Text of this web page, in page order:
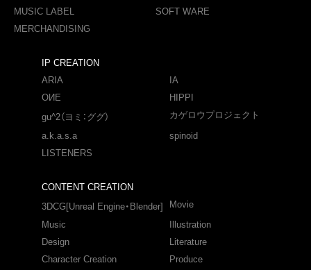
MUSIC LABEL
SOFT WARE
MERCHANDISING
IP CREATION
ARIA
IA
OИE
HIPPI
gu^2（ヨミ：ググ）
カゲロウプロジェクト
a.k.a.s.a
spinoid
LISTENERS
CONTENT CREATION
3DCG[Unreal Engine・Blender]
Movie
Music
Illustration
Design
Literature
Character Creation
Produce